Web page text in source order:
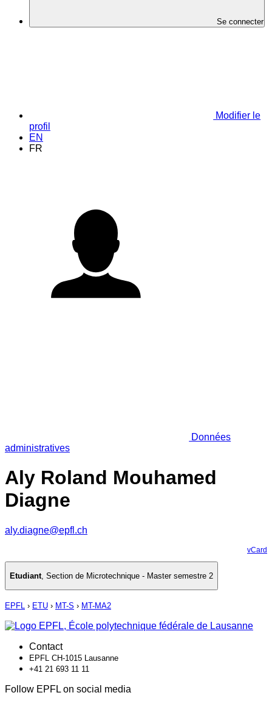
Se connecter
Modifier le
profil
EN
FR
Données
administratives
Aly Roland Mouhamed
Diagne
aly.diagne@epfl.ch
vCard
Etudiant, Section de Microtechnique - Master semestre 2
EPFL › ETU › MT-S › MT-MA2
Contact
EPFL CH-1015 Lausanne
+41 21 693 11 11
Follow EPFL on social media